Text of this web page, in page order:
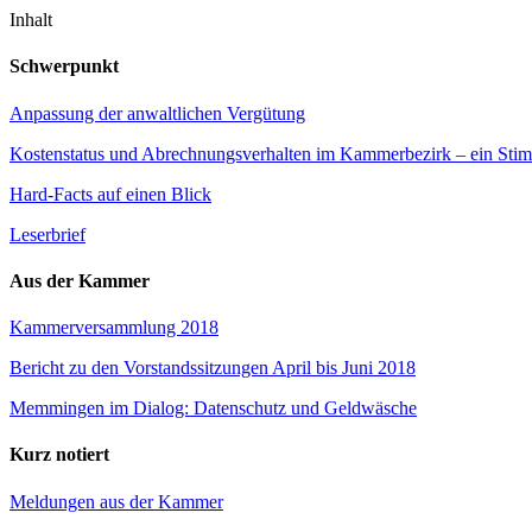
Inhalt
Schwerpunkt
Anpassung der anwaltlichen Vergütung
Kostenstatus und Abrechnungsverhalten im Kammerbezirk – ein
Hard-Facts auf einen Blick
Leserbrief
Aus der Kammer
Kammerversammlung 2018
Bericht zu den Vorstandssitzungen April bis Juni 2018
Memmingen im Dialog: Datenschutz und Geldwäsche
Kurz notiert
Meldungen aus der Kammer